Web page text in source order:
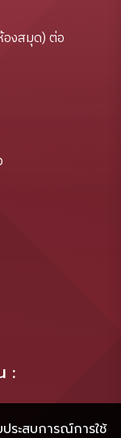
ประสบการณ์การใช้
งสมุด) ต่อ
: